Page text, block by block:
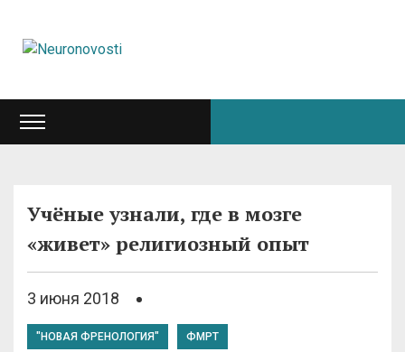
Учёные узнали, где в мозге
«живет» религиозный опыт
3 июня 2018
"НОВАЯ ФРЕНОЛОГИЯ" ФМРТ